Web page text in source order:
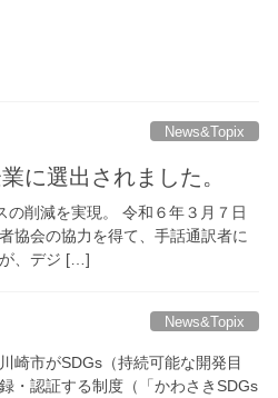
News&Topix
に選出されました。
削減を実現。 令和６年３月７日
協会の協力を得て、手話通訳者に
、デジ […]
News&Topix
崎市がSDGs（持続可能な開発目
・認証する制度（「かわさきSDGs